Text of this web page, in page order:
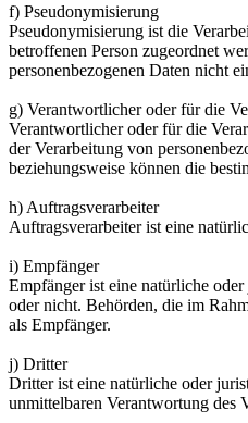
f) Pseudonymisierung
Pseudonymisierung ist die
betroffenen Person zugeordnet
personenbezogenen Daten nicht
g) Verantwortlicher oder für die
Verantwortlicher oder für die
der Verarbeitung von
beziehungsweise können die
h) Auftragsverarbeiter
Auftragsverarbeiter ist eine
i) Empfänger
Empfänger ist eine natürliche
oder nicht. Behörden, die im
als Empfänger.
j) Dritter
Dritter ist eine natürliche oder
unmittelbaren Verantwortung des